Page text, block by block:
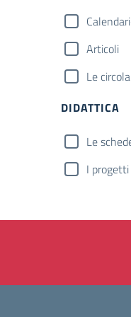
Articoli
Le
DIDATTICA
Le
I